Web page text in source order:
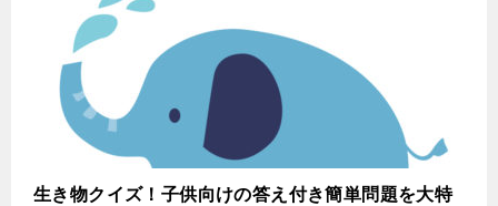
生き物クイズ！子供向けの答え付き簡単問題を大特